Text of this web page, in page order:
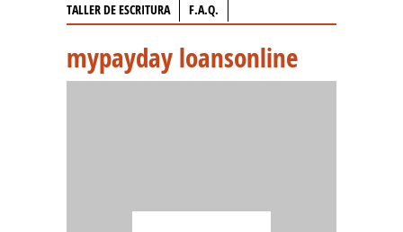
TALLER DE ESCRITURA
F.A.Q.
mypayday loansonline